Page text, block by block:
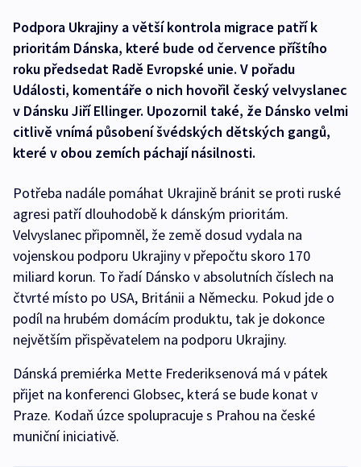
Podpora Ukrajiny a větší kontrola migrace patří k
prioritám Dánska, které bude od července příštího
roku předsedat Radě Evropské unie. V pořadu
Události, komentáře o nich hovořil český velvyslanec
v Dánsku Jiří Ellinger. Upozornil také, že Dánsko velmi
citlivě vnímá působení švédských dětských gangů,
které v obou zemích páchají násilnosti.
Potřeba nadále pomáhat Ukrajině bránit se proti ruské
agresi patří dlouhodobě k dánským prioritám.
Velvyslanec připomněl, že země dosud vydala na
vojenskou podporu Ukrajiny v přepočtu skoro 170
miliard korun. To řadí Dánsko v absolutních číslech na
čtvrté místo po USA, Británii a Německu. Pokud jde o
podíl na hrubém domácím produktu, tak je dokonce
největším přispěvatelem na podporu Ukrajiny.
Dánská premiérka Mette Frederiksenová má v pátek
přijet na konferenci Globsec, která se bude konat v
Praze. Kodaň úzce spolupracuje s Prahou na české
muniční iniciativě.